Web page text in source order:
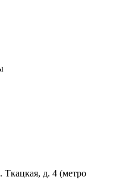
Ткацкая, д. 4 (метро